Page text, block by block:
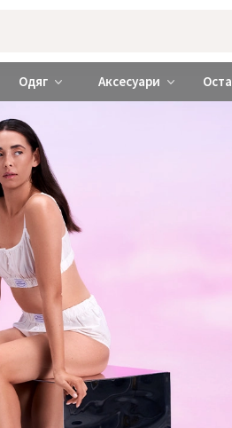
❤️ brabrabra ❤️ Київ та Україна
Одяг Аксесуари
-